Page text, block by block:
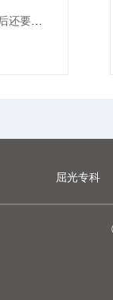
近视手术矫正近视，那散光怎么办，术后还要戴眼镜吗？
屈光专科